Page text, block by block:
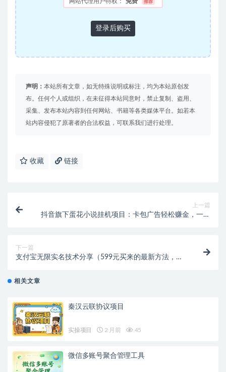
推荐
登录后购买
声明： 本站所有文章，如无特殊说明或标注，均为本站原创发
布。任何个人或组织，在未征得本站同意时，禁止复制、盗用、
采集、发布本站内容到任何网站、书籍等各类媒体平台。如若本
站内容侵犯了原著者的合法权益，可联系我们进行处理。
收藏 链接
上一篇
抖音旗下蛋花小说挂机项目：卡包广告轻松赚金，一天
下一篇
支付宝无限实名技术分享（599元买来的最新方法，快
相关文章
秦汉云联协议项目
实操项目 2 月前 45
微信多账号聚合管理工具